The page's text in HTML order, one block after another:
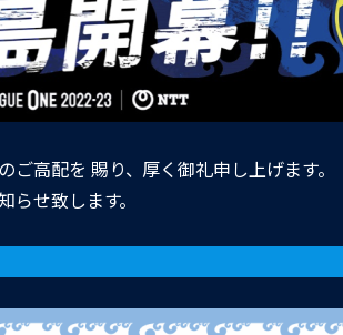
高配を 賜り、厚く御礼申し上げます。
せ致します。